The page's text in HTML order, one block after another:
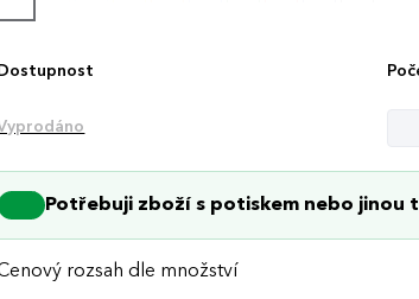
Dostupnost
Potřebuji zboží s potiskem nebo jinou
rozsah dle množství